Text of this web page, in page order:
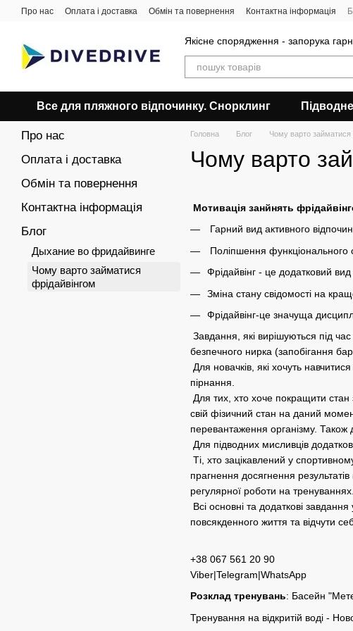
Перейти до основного контенту
Про нас Оплата і доставка Обмін та повернення Контактна інформація
Якісне спорядження - запорука
Все для пляжного відпочинку. Снорклинг
Головна Блог Чому варто займатися
Чому варто
Мотивація занйнять
Гарний вид активного
Поліпшення функціонального
Фрідайвінг - це додатковий вид
Зміна стану свідомості на
Фрідайвінг-це значуща
Завдання, які вирішуються під
безпечного нирка (запобігання
Для новачків, які хочуть
пірнання.
Для тих, хто хоче покращити
свій фізичний стан на даний
перевантаження організму.
Для підводних мисливців
Ті, хто зацікавлений у
прагнення досягнення
регулярної роботи на тренуваннях.
Всі основні та додаткові
повсякденного життя та відчути
+38 067 561 20 90
Viber|Telegram|WhatsApp
Розклад тренувань: Басейн
Тренування на відкритій воді -
Про нас
Оплата і доставка
Обмін та повернення
Контактна інформація
Блог
Дыхание во фридайвинге
Чому варто займатися
фрідайвінгом